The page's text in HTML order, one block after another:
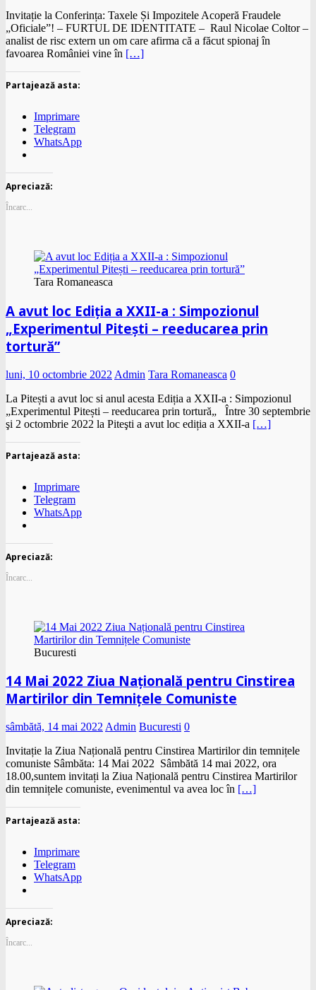
Invitație la Conferința: Taxele Și Impozitele Acoperă Fraudele
„Oficiale”! – FURTUL DE IDENTITATE – Raul Nicolae Coltor –
analist de risc extern un om care afirma că a făcut spionaj în
favoarea României vine în […]
Partajează asta:
Imprimare
Telegram
WhatsApp
Apreciază:
Încarc...
Tara Romaneasca
A avut loc Ediția a XXII-a : Simpozionul
„Experimentul Pitești – reeducarea prin
tortură”
luni, 10 octombrie 2022 Admin Tara Romaneasca 0
La Pitești a avut loc si anul acesta Ediția a XXII-a : Simpozionul
„Experimentul Pitești – reeducarea prin tortură„ Între 30 septembrie
şi 2 octombrie 2022 la Piteşti a avut loc ediția a XXII-a […]
Partajează asta:
Imprimare
Telegram
WhatsApp
Apreciază:
Încarc...
Bucuresti
14 Mai 2022 Ziua Națională pentru Cinstirea
Martirilor din Temnițele Comuniste
sâmbătă, 14 mai 2022 Admin Bucuresti 0
Invitație la Ziua Națională pentru Cinstirea Martirilor din temnițele
comuniste Sâmbăta: 14 Mai 2022 Sâmbătă 14 mai 2022, ora
18.00,suntem invitați la Ziua Națională pentru Cinstirea Martirilor
din temnițele comuniste, evenimentul va avea loc în […]
Partajează asta:
Imprimare
Telegram
WhatsApp
Apreciază:
Încarc...